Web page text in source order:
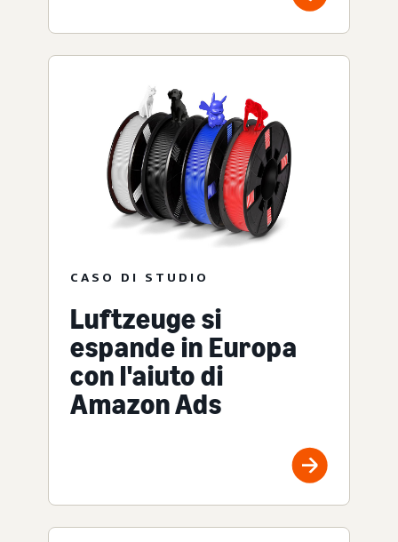
CASO DI STUDIO
Luftzeuge si
espande in Europa
con l'aiuto di
Amazon Ads